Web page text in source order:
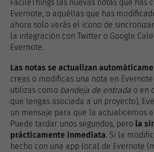
FacileThings las nuevas notas que has
Evernote, o aquéllas que has
ahora solo verás el icono de
la integración con Twitter o Google
Evernote.
Las notas se actualizan
creas o modificas una nota en
utilizas como bandeja de entrada o en
que tengas asociada a un proyecto),
un mensaje para que la actualicemos
Puede tardar unos segundos, pero la
prácticamente inmediata. Si la
hecho con una app local de Evernote